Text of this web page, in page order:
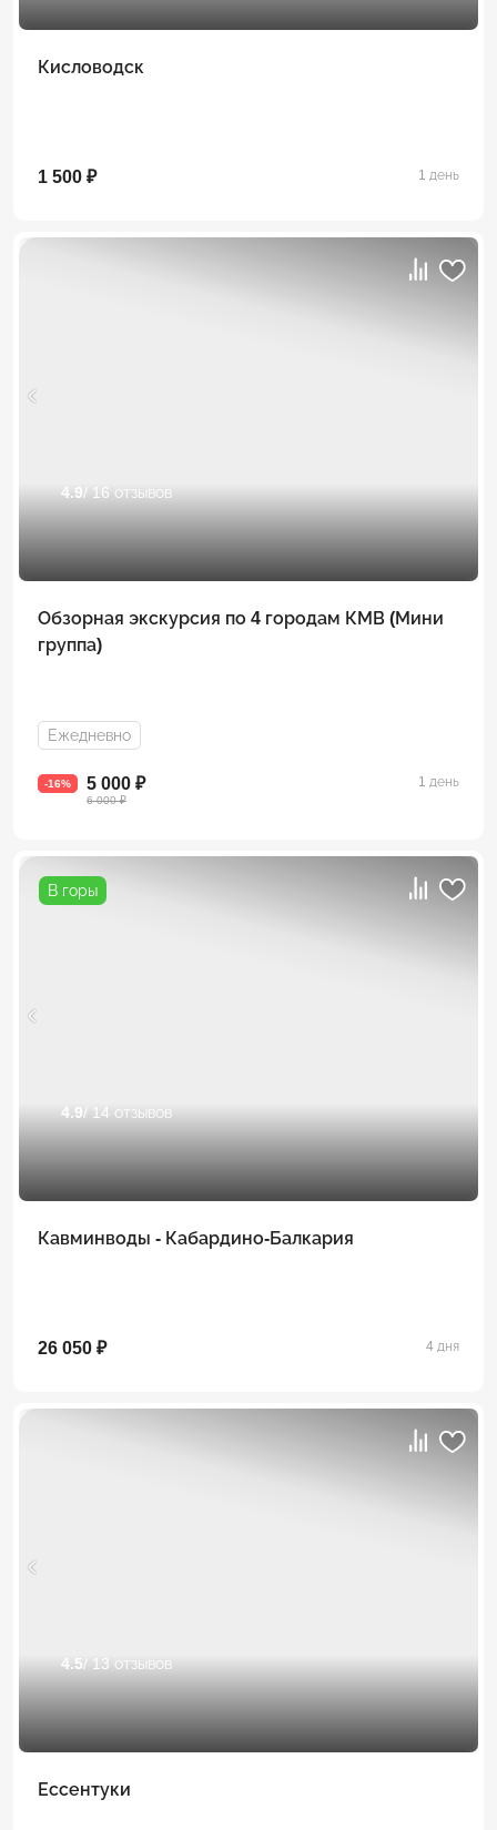
Кисловодск
1 500 ₽ 1 день
4.9/ 16 отзывов
Обзорная экскурсия по 4 городам КМВ (Мини
группа)
Ежедневно
-16% 5 000 ₽
6 000 ₽
1 день
В горы
4.9 / 14 отзывов
Кавминводы - Кабардино-Балкария
26 050 ₽ 4 дня
4.5/ 13 отзывов
Ессентуки